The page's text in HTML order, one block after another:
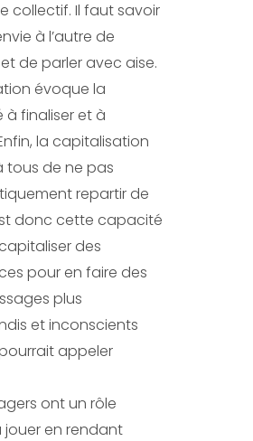
collectif. Il faut savoir
à l’autre de
et de parler avec aise.
évoque la
finaliser et à
la capitalisation
tous de ne pas
repartir de
donc cette capacité
des
pour en faire des
plus
et inconscients
appeler
ont un rôle
jouer en rendant